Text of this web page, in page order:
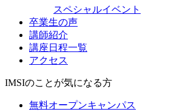
スペシャルイベント
卒業生の声
講師紹介
講座日程一覧
アクセス
IMSIのことが気になる方
無料オープンキャンパス